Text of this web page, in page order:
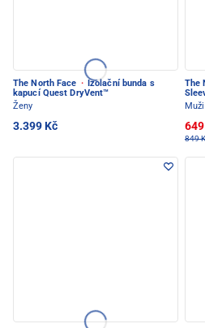
The North Face ·
Izolační bunda s
kapucí Quest DryVent™
Ženy
3.399 Kč
The
Muži
849